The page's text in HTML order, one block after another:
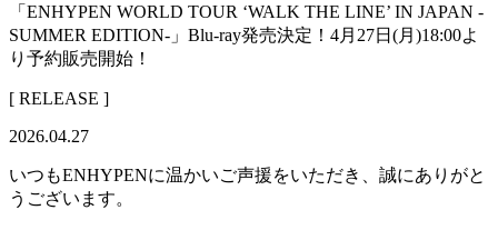
「ENHYPEN WORLD TOUR ‘WALK THE LINE’ IN JAPAN -
SUMMER EDITION-」Blu-ray発売決定！4月27日(月)18:00よ
り予約販売開始！
[ RELEASE ]
2026.04.27
いつもENHYPENに温かいご声援をいただき、誠にありがと
うございます。